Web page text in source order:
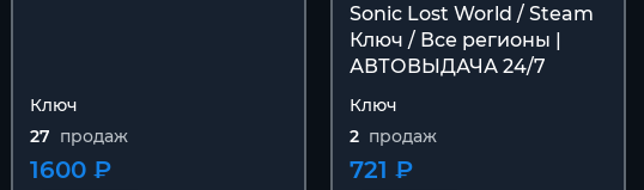
Ключ
27 продаж
1600 ₽
Sonic Lost World / Steam
Ключ / Все регионы |
АВТОВЫДАЧА 24/7
Ключ
2 продаж
721 ₽